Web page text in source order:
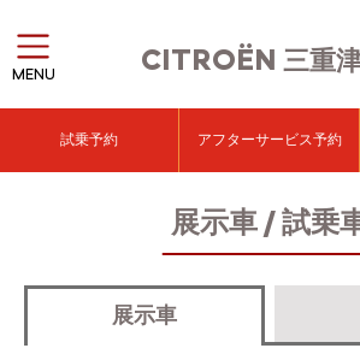
CITROËN 三重
MENU
試乗予約 アフターサービス予約
展示車 / 試乗
展示車